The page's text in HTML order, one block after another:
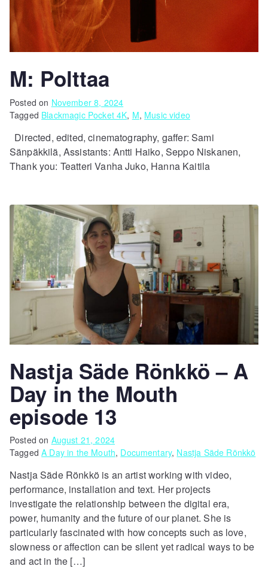
M: Polttaa
Posted on November 8, 2024
Tagged Blackmagic Pocket 4K, M, Music video
Directed, edited, cinematography, gaffer: Sami
Sänpäkkilä, Assistants: Antti Haiko, Seppo Niskanen,
Thank you: Teatteri Vanha Juko, Hanna Kaitila
Nastja Säde Rönkkö – A
Day in the Mouth
episode 13
Posted on August 21, 2024
TaggedA Day in the Mouth, Documentary, Nastja Säde Rönkkö
Nastja Säde Rönkkö is an artist working with video,
performance, installation and text. Her projects
investigate the relationship between the digital era,
power, humanity and the future of our planet. She is
particularly fascinated with how concepts such as love,
slowness or affection can be silent yet radical ways to be
and act in the […]